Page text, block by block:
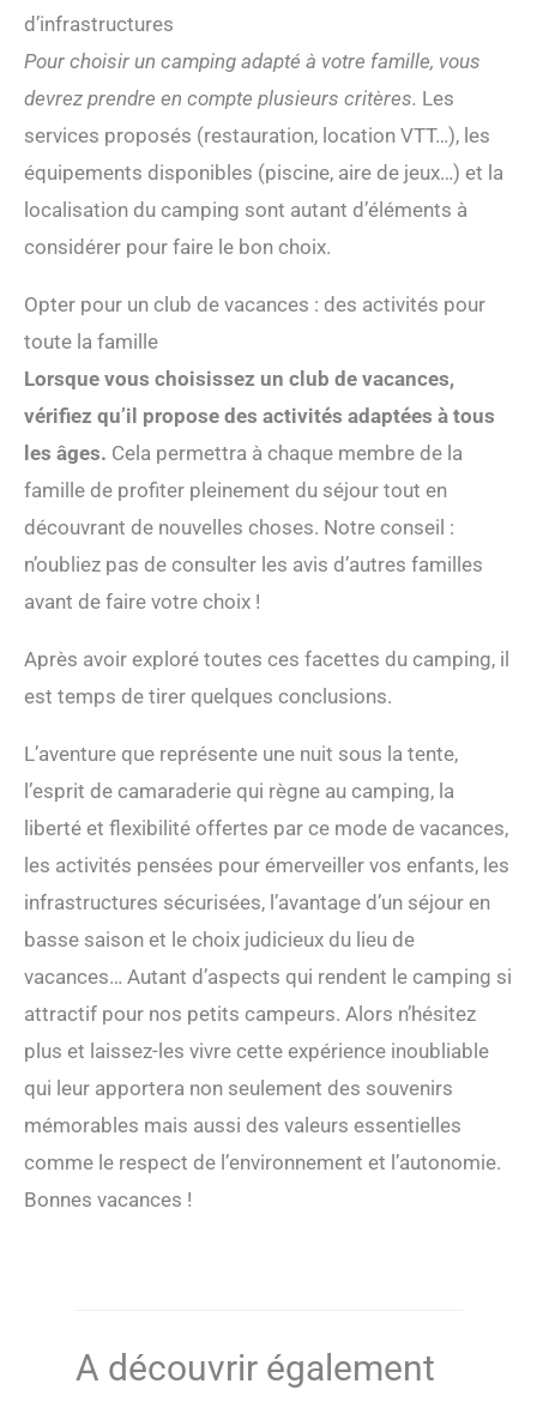
d’infrastructures
Pour choisir un camping adapté à votre famille, vous
devrez prendre en compte plusieurs critères. Les
services proposés (restauration, location VTT…), les
équipements disponibles (piscine, aire de jeux…) et la
localisation du camping sont autant d’éléments à
considérer pour faire le bon choix.
Opter pour un club de vacances : des activités pour
toute la famille
Lorsque vous choisissez un club de vacances,
vérifiez qu’il propose des activités adaptées à tous
les âges. Cela permettra à chaque membre de la
famille de profiter pleinement du séjour tout en
découvrant de nouvelles choses. Notre conseil :
n’oubliez pas de consulter les avis d’autres familles
avant de faire votre choix !
Après avoir exploré toutes ces facettes du camping, il
est temps de tirer quelques conclusions.
L’aventure que représente une nuit sous la tente,
l’esprit de camaraderie qui règne au camping, la
liberté et flexibilité offertes par ce mode de vacances,
les activités pensées pour émerveiller vos enfants, les
infrastructures sécurisées, l’avantage d’un séjour en
basse saison et le choix judicieux du lieu de
vacances… Autant d’aspects qui rendent le camping si
attractif pour nos petits campeurs. Alors n’hésitez
plus et laissez-les vivre cette expérience inoubliable
qui leur apportera non seulement des souvenirs
mémorables mais aussi des valeurs essentielles
comme le respect de l’environnement et l’autonomie.
Bonnes vacances !
A découvrir également